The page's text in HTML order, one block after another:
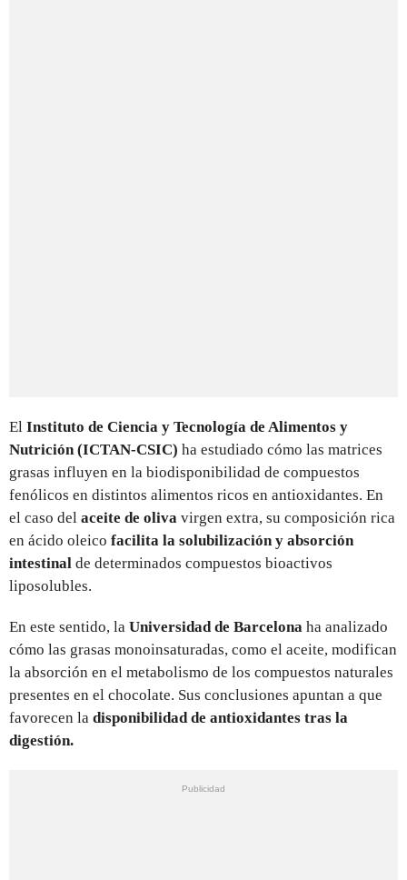
El Instituto de Ciencia y Tecnología de Alimentos y
Nutrición (ICTAN-CSIC) ha estudiado cómo las matrices
grasas influyen en la biodisponibilidad de compuestos
fenólicos en distintos alimentos ricos en antioxidantes. En
el caso del aceite de oliva virgen extra, su composición rica
en ácido oleico facilita la solubilización y absorción
intestinal de determinados compuestos bioactivos
liposolubles.
En este sentido, la Universidad de Barcelona ha analizado
cómo las grasas monoinsaturadas, como el aceite, modifican
la absorción en el metabolismo de los compuestos naturales
presentes en el chocolate. Sus conclusiones apuntan a que
favorecen la disponibilidad de antioxidantes tras la
digestión.